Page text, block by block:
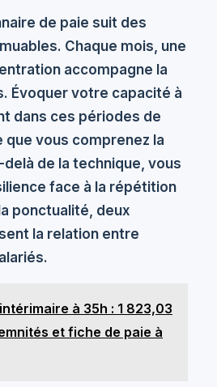
de paie suit des
Chaque mois, une
accompagne la
Évoquer votre capacité à
dans ces périodes de
vous comprenez la
de la technique, vous
face à la répétition
ponctualité, deux
la relation entre
à 35h : 1 823,03
et fiche de paie à